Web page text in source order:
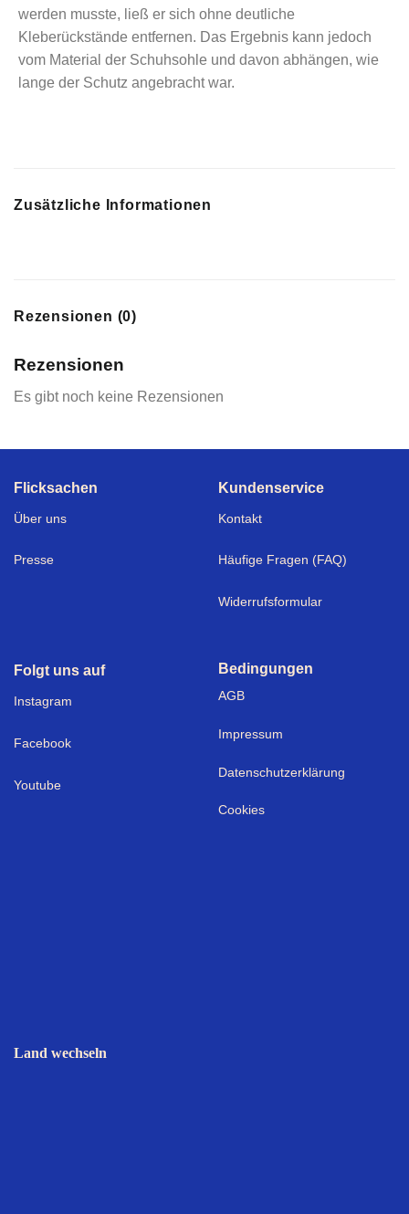
werden musste, ließ er sich ohne deutliche
Kleberückstände entfernen. Das Ergebnis kann jedoch
vom Material der Schuhsohle und davon abhängen, wie
lange der Schutz angebracht war.
Zusätzliche Informationen
Rezensionen (0)
Rezensionen
Es gibt noch keine Rezensionen
Flicksachen
Über uns
Presse
Kundenservice
Kontakt
Häufige Fragen (FAQ)
Widerrufsformular
Folgt uns auf
Instagram
Facebook
Youtube
Bedingungen
AGB
Impressum
Datenschutzerklärung
Cookies
Land wechseln